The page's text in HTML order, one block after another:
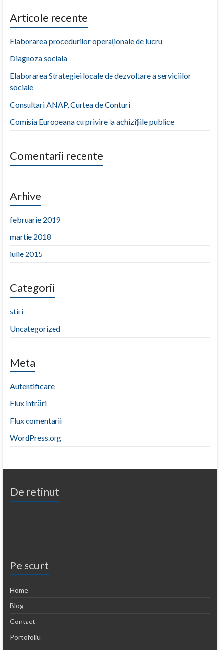
Articole recente
Elaborarea procedurilor operaționale de lucru
Diagnoza sociala
Elaborarea Strategiei locale de dezvoltare a serviciilor
sociale
Consultari ANAP, Curtea de Conturi
Comisia Europeana cu privire la achizițiile publice
Comentarii recente
Arhive
februarie 2019
martie 2018
iulie 2015
Categorii
stiri
Uncategorized
Meta
Autentificare
Flux intrări
Flux comentarii
WordPress.org
De retinut
Pe scurt
Home
Blog
Contact
Portofoliu